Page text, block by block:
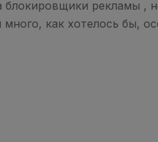
блокировщики рекламы
как хотелось бы,